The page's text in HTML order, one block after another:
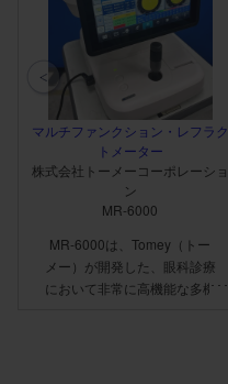
マルチファンクション・レフラク
トメーター
株式会社トーメーコーポレーショ
ン
MR-6000
MR-6000は、Tomey（トー
メー）が開発した、眼科診療
において非常に高機能な多機